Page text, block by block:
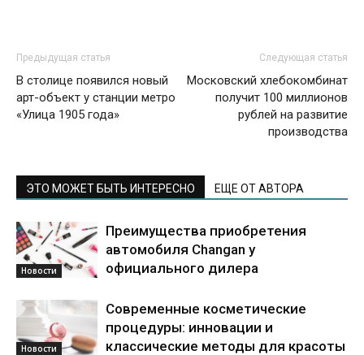
Предыдущая статья
В столице появился новый
арт-объект у станции метро
«Улица 1905 года»
Следующая статья
Московский хлебокомбинат
получит 100 миллионов
рублей на развитие
производства
ЭТО МОЖЕТ БЫТЬ ИНТЕРЕСНО ЕЩЕ ОТ АВТОРА
Новости
Преимущества приобретения
автомобиля Changan у
официального дилера
Новости
Современные косметические
процедуры: инновации и
классические методы для красоты